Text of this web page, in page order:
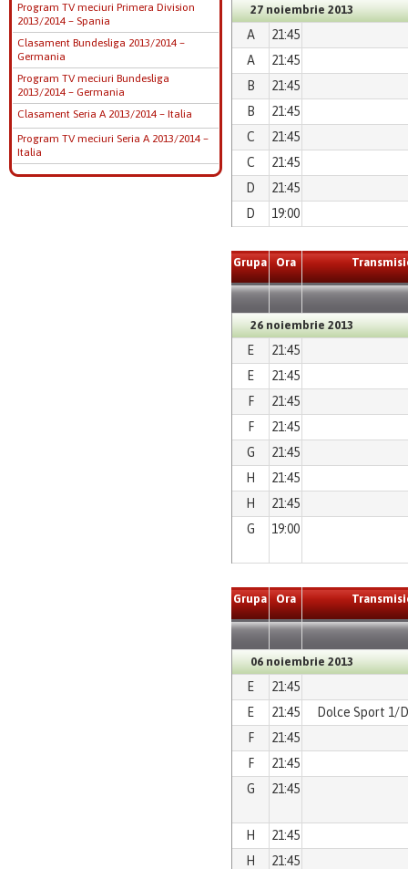
Program TV meciuri Primera Division
2013/2014 – Spania
Clasament Bundesliga 2013/2014 –
Germania
Program TV meciuri Bundesliga
2013/2014 – Germania
Clasament Seria A 2013/2014 – Italia
Program TV meciuri Seria A 2013/2014 –
Italia
27 noiembrie 2013
A
21:45
A
21:45
B
21:45
B
21:45
C
21:45
C
21:45
D
21:45
D
19:00
Grupa Ora
26 noiembrie 2013
E
21:45
E
21:45
F
21:45
F
21:45
G
21:45
H
21:45
H
21:45
G
19:00
Grupa Ora
06 noiembrie 2013
E
21:45
E
21:45
Dolce Sport 1/
F
21:45
F
21:45
G
21:45
H
21:45
H
21:45